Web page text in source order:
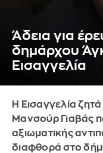
Άδεια για
δημάρχου
Εισαγγελία
Η Εισαγγελία
Μανσούρ Γιαβάς
αξιωματικής
διαφθορά στο